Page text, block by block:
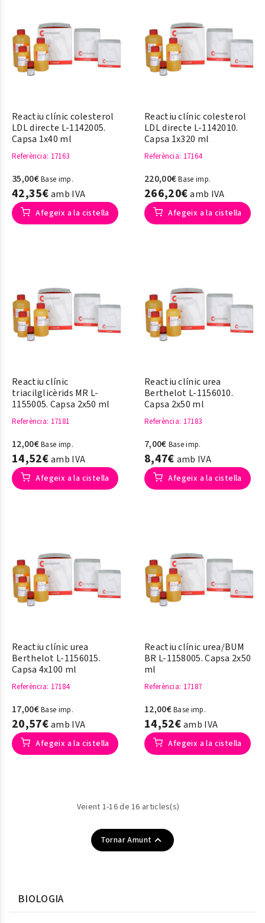
Reactiu clínic colesterol
LDL directe L-1142005.
Capsa 1x40 ml
Referència: 17163
35,00€Base imp.
42,35€amb IVA
Afegeix a la cistella
Reactiu clínic colesterol
LDL directe L-1142010.
Capsa 1x320 ml
Referència: 17164
220,00€Base imp.
266,20€amb IVA
Afegeix a la cistella
Reactiu clínic
triacilglicèrids MR L-
1155005. Capsa 2x50 ml
Referència: 17181
12,00€Base imp.
14,52€amb IVA
Afegeix a la cistella
Reactiu clínic urea
Berthelot L-1156010.
Capsa 2x50 ml
Referència: 17183
7,00€ Base imp.
8,47€ amb IVA
Afegeix a la cistella
Reactiu clínic urea
Berthelot L-1156015.
Capsa 4x100 ml
Referència: 17184
17,00€Base imp.
20,57€amb IVA
Afegeix a la cistella
Reactiu clínic urea/BUM
BR L-1158005. Capsa 2x50
ml
Referència: 17187
12,00€Base imp.
14,52€amb IVA
Afegeix a la cistella
Veient 1-16 de 16 articles(s)
Tornar Amunt 
BIOLOGIA